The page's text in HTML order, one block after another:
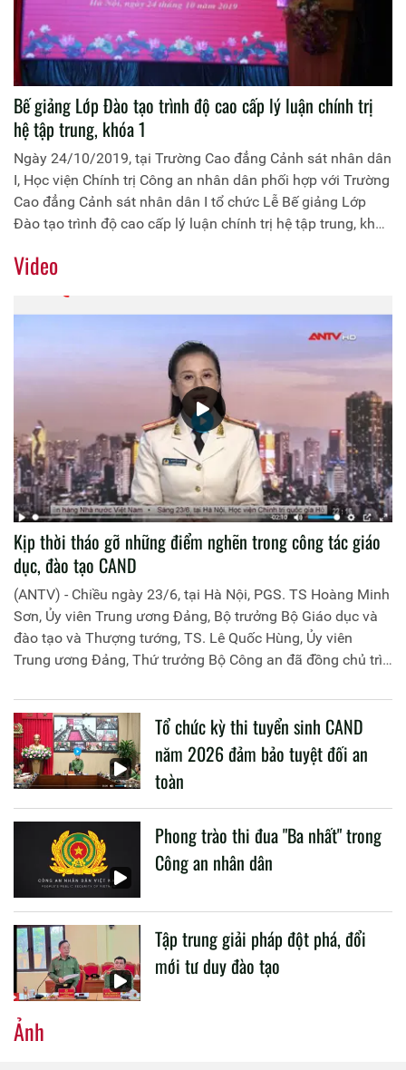
Bế giảng Lớp Đào tạo trình độ cao cấp lý luận chính trị
hệ tập trung, khóa 1
Ngày 24/10/2019, tại Trường Cao đẳng Cảnh sát nhân dân
I, Học viện Chính trị Công an nhân dân phối hợp với Trường
Cao đẳng Cảnh sát nhân dân I tổ chức Lễ Bế giảng Lớp
Đào tạo trình độ cao cấp lý luận chính trị hệ tập trung, khóa
Giám đốc Học viện Chính trị Công an nhân dân chủ trì buổi
Video
Kịp thời tháo gỡ những điểm nghẽn trong công tác giáo
dục, đào tạo CAND
(ANTV) - Chiều ngày 23/6, tại Hà Nội, PGS. TS Hoàng Minh
Sơn, Ủy viên Trung ương Đảng, Bộ trưởng Bộ Giáo dục và
đào tạo và Thượng tướng, TS. Lê Quốc Hùng, Ủy viên
Trung ương Đảng, Thứ trưởng Bộ Công an đã đồng chủ trì
liên quan đến công tác giáo dục và đào tạo của lực lượng
CAND.
Tổ chức kỳ thi tuyển sinh CAND
năm 2026 đảm bảo tuyệt đối an
toàn
Phong trào thi đua "Ba nhất" trong
Công an nhân dân
Tập trung giải pháp đột phá, đổi
mới tư duy đào tạo
Ảnh